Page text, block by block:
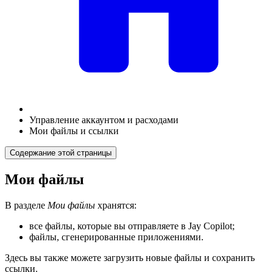
Управление аккаунтом и расходами
Мои файлы и ссылки
Содержание этой страницы
Мои файлы
В разделе Мои файлы хранятся:
все файлы, которые вы отправляете в Jay Copilot;
файлы, сгенерированные приложениями.
Здесь вы также можете загрузить новые файлы и сохранить
ссылки.